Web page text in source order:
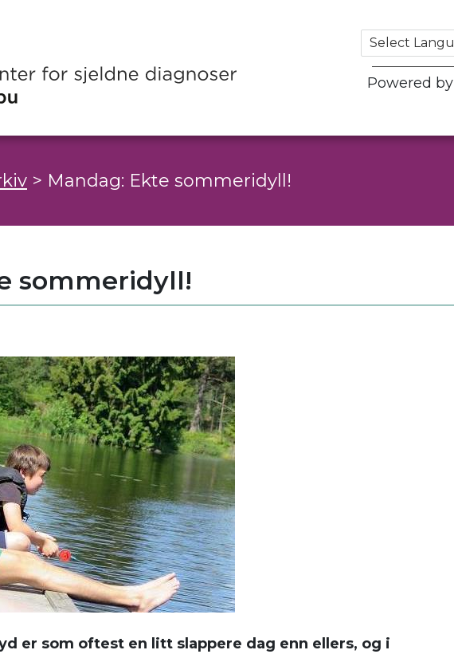
Powered by
> Mandag: Ekte sommeridyll!
sommeridyll!
er som oftest en litt slappere dag enn ellers, og i